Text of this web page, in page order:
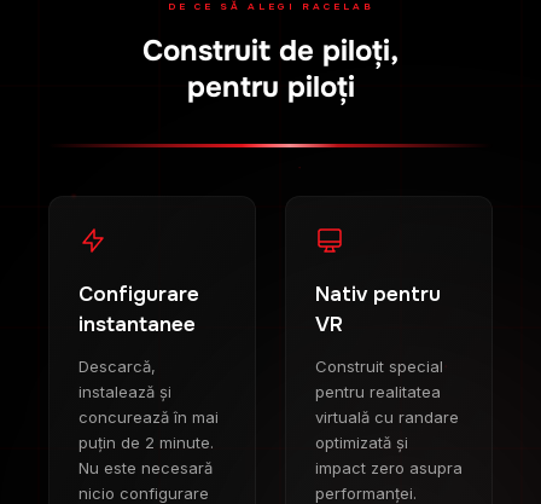
DE CE SĂ ALEGI RACELAB
Construit de piloți,
pentru piloți
Configurare
instantanee
Descarcă,
instalează și
concurează în mai
puțin de 2 minute.
Nu este necesară
nicio configurare
Nativ pentru
VR
Construit special
pentru realitatea
virtuală cu randare
optimizată și
impact zero asupra
performanței.